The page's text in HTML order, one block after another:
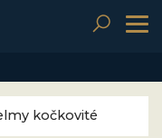
kočkovité